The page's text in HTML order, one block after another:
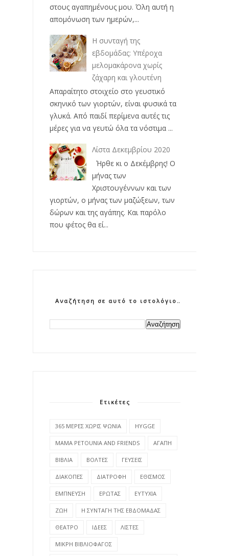
στους αγαπημένους μου. Όλη αυτή η
απομόνωση των ημερών,...
Η συνταγή της
εβδομάδας: Υπέροχα
μελομακάρονα χωρίς
ζάχαρη και γλουτένη
Απαραίτητο στοιχείο στο γευστικό
σκηνικό των γιορτών, είναι φυσικά τα
γλυκά. Από παιδί περίμενα αυτές τις
μέρες για να γευτώ όλα τα νόστιμα ...
Λίστα Δεκεμβρίου 2020
Ήρθε κι ο Δεκέμβρης! Ο
μήνας των
Χριστουγέννων και των
γιορτών, ο μήνας των μαζώξεων, των
δώρων και της αγάπης. Και παρόλο
που φέτος θα εί...
Αναζήτηση σε αυτό το ιστολόγιο
Ετικέτες
365 ΜΕΡΕΣ ΧΩΡΙΣ ΨΩΝΙΑ HYGGE
MAMA PETOUNIA AND FRIENDS ΑΓΑΠΗ
ΒΙΒΛΙΑ ΒΟΛΤΕΣ ΓΕΥΣΕΙΣ
ΔΙΑΚΟΠΕΣ ΔΙΑΤΡΟΦΗ ΕΘΙΣΜΟΣ
ΕΜΠΝΕΥΣΗ ΕΡΩΤΑΣ ΕΥΤΥΧΙΑ
ΖΩΗ Η ΣΥΝΤΑΓΗ ΤΗΣ ΕΒΔΟΜΑΔΑΣ
ΘΕΑΤΡΟ ΙΔΕΕΣ ΛΙΣΤΕΣ
ΜΙΚΡΗ ΒΙΒΛΙΟΦΑΓΟΣ